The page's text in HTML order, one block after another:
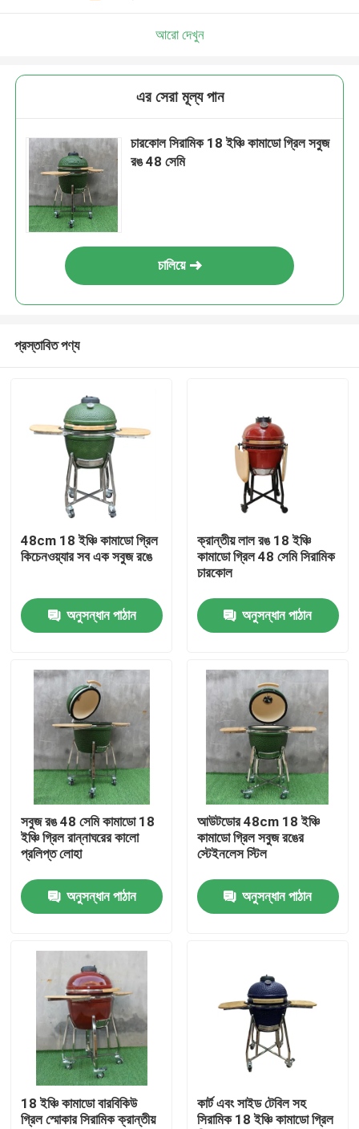
পণ্য
আমাদের সম্পর্কে
কারখানা ভ্রমণ
মান নিয়ন্ত্রণ
আমাদের সাথে যোগাযোগ করুন
সিরামিক কামাডো গ্রিল
সিরামিক বারবিকিউ গ্রিল
সিরামিক চারকোল গ্রিল
আরো দেখুন
এর সেরা মূল্য পান
চারকোল সিরামিক 18 ইঞ্চি কামাডো গ্রিল সবুজ
রঙ 48 সেমি
চালিয়ে
প্রস্তাবিত পণ্য
48cm 18 ইঞ্চি কামাডো গ্রিল
কিচেনওয়্যার সব এক সবুজ রঙে
অনুসন্ধান পাঠান
ক্রান্তীয় লাল রঙ 18 ইঞ্চি
কামাডো গ্রিল 48 সেমি সিরামিক
চারকোল
অনুসন্ধান পাঠান
সবুজ রঙ 48 সেমি কামাডো 18
ইঞ্চি গ্রিল রান্নাঘরের কালো
প্রলিপ্ত লোহা
অনুসন্ধান পাঠান
আউটডোর 48cm 18 ইঞ্চি
কামাডো গ্রিল সবুজ রঙের
স্টেইনলেস স্টিল
অনুসন্ধান পাঠান
18 ইঞ্চি কামাডো বারবিকিউ
গ্রিল স্মোকার সিরামিক ক্রান্তীয়
কার্ট এবং সাইড টেবিল সহ
সিরামিক 18 ইঞ্চি কামাডো গ্রিল